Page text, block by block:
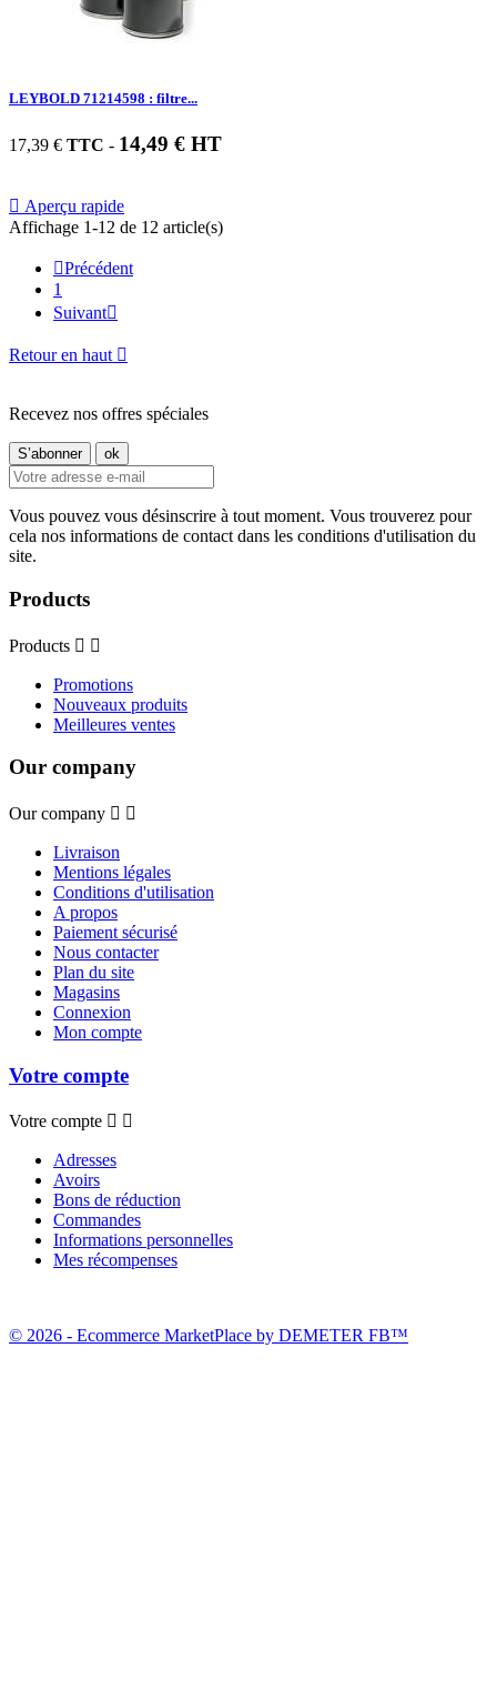
LEYBOLD 71214598 : filtre...
17,39 € TTC - 14,49 € HT
 Aperçu rapide
Affichage 1-12 de 12 article(s)
Précédent
1
Suivant
Retour en haut 
Recevez nos offres spéciales
Vous pouvez vous désinscrire à tout moment. Vous trouverez pour
cela nos informations de contact dans les conditions d'utilisation du
site.
Products
Products  
Promotions
Nouveaux produits
Meilleures ventes
Our company
Our company  
Livraison
Mentions légales
Conditions d'utilisation
A propos
Paiement sécurisé
Nous contacter
Plan du site
Magasins
Connexion
Mon compte
Votre compte
Votre compte  
Adresses
Avoirs
Bons de réduction
Commandes
Informations personnelles
Mes récompenses
© 2026 - Ecommerce MarketPlace by DEMETER FB™